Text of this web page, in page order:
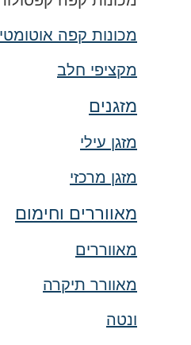
מכונות קפה
מקציפי חלב
מזגנים
מזגן עילי
מזגן מרכזי
מאווררים וחימום
מאווררים
מאוורר תיקרה
ונטה